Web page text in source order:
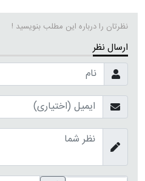
نظرتان را درباره این مطلب بنویسید !
ارسال نظر